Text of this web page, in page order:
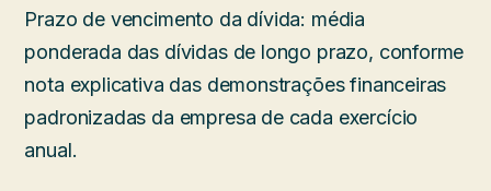
Prazo de vencimento da dívida: média
ponderada das dívidas de longo prazo, conforme
nota explicativa das demonstrações financeiras
padronizadas da empresa de cada exercício
anual.